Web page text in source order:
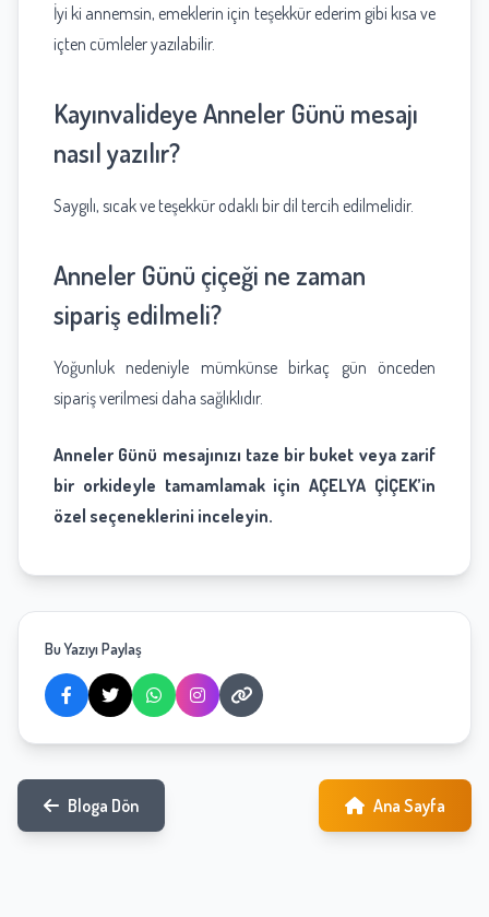
İyi ki annemsin, emeklerin için teşekkür ederim gibi kısa ve
içten cümleler yazılabilir.
Kayınvalideye Anneler Günü mesajı
nasıl yazılır?
Saygılı, sıcak ve teşekkür odaklı bir dil tercih edilmelidir.
Anneler Günü çiçeği ne zaman
sipariş edilmeli?
Yoğunluk nedeniyle mümkünse birkaç gün önceden
sipariş verilmesi daha sağlıklıdır.
Anneler Günü mesajınızı taze bir buket veya zarif
bir orkideyle tamamlamak için AÇELYA ÇİÇEK’in
özel seçeneklerini inceleyin.
Bu Yazıyı Paylaş
Bloga Dön Ana Sayfa